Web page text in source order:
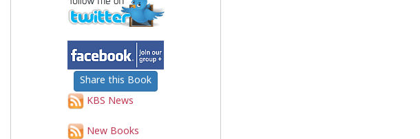
Share this Book
KBS News
New Books